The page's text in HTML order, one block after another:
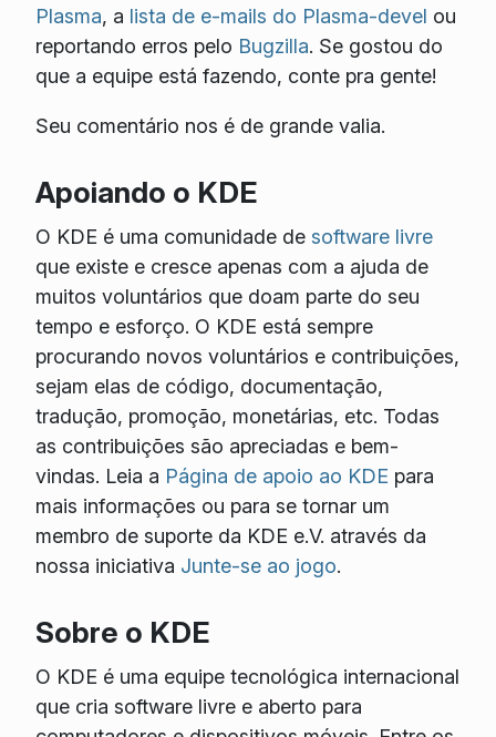
Plasma, a lista de e-mails do Plasma-devel ou
reportando erros pelo Bugzilla. Se gostou do
que a equipe está fazendo, conte pra gente!
Seu comentário nos é de grande valia.
Apoiando o KDE
O KDE é uma comunidade de software livre
que existe e cresce apenas com a ajuda de
muitos voluntários que doam parte do seu
tempo e esforço. O KDE está sempre
procurando novos voluntários e contribuições,
sejam elas de código, documentação,
tradução, promoção, monetárias, etc. Todas
as contribuições são apreciadas e bem-
vindas. Leia a Página de apoio ao KDE para
mais informações ou para se tornar um
membro de suporte da KDE e.V. através da
nossa iniciativa Junte-se ao jogo.
Sobre o KDE
O KDE é uma equipe tecnológica internacional
que cria software livre e aberto para